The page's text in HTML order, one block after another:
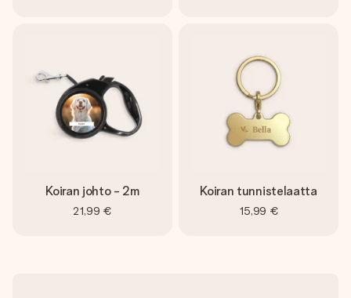
Koiran johto - 2m
21,99 €
Koiran tunnistelaatta
15,99 €